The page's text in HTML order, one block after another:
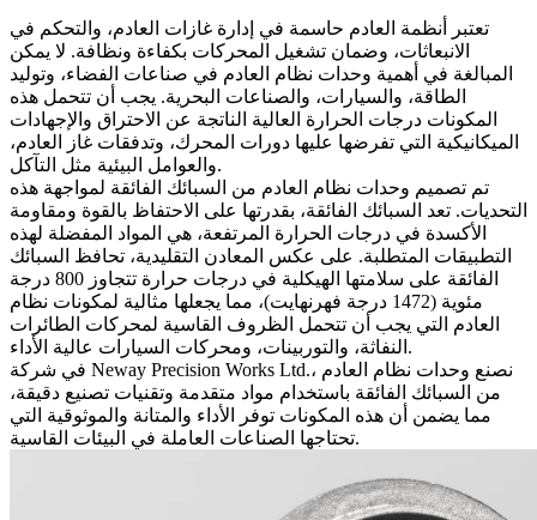
تعتبر أنظمة العادم حاسمة في إدارة غازات العادم، والتحكم في
الانبعاثات، وضمان تشغيل المحركات بكفاءة ونظافة. لا يمكن
المبالغة في أهمية وحدات نظام العادم في صناعات الفضاء، وتوليد
الطاقة، والسيارات، والصناعات البحرية. يجب أن تتحمل هذه
المكونات درجات الحرارة العالية الناتجة عن الاحتراق والإجهادات
الميكانيكية التي تفرضها عليها دورات المحرك، وتدفقات غاز العادم،
والعوامل البيئية مثل التآكل.
تم تصميم وحدات نظام العادم من السبائك الفائقة لمواجهة هذه
التحديات. تعد السبائك الفائقة، بقدرتها على الاحتفاظ بالقوة ومقاومة
الأكسدة في درجات الحرارة المرتفعة، هي المواد المفضلة لهذه
التطبيقات المتطلبة. على عكس المعادن التقليدية، تحافظ السبائك
الفائقة على سلامتها الهيكلية في درجات حرارة تتجاوز 800 درجة
مئوية (1472 درجة فهرنهايت)، مما يجعلها مثالية لمكونات نظام
العادم التي يجب أن تتحمل الظروف القاسية لمحركات الطائرات
النفاثة، والتوربينات، ومحركات السيارات عالية الأداء.
في شركة Neway Precision Works Ltd.، نصنع وحدات نظام العادم
من السبائك الفائقة باستخدام مواد متقدمة وتقنيات تصنيع دقيقة،
مما يضمن أن هذه المكونات توفر الأداء والمتانة والموثوقية التي
تحتاجها الصناعات العاملة في البيئات القاسية.